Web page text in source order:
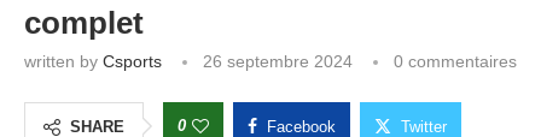
complet
written by Csports 26 septembre 2024 0 commentaires
SHARE 0 Facebook Twitter